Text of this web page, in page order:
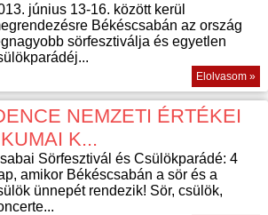
június 13-16. között kerül
Békéscsabán az ország
sörfesztiválja és egyetlen
Elolvasom »
NEMZETI ÉRTÉKEI
K...
Sörfesztivál és Csülökparádé: 4
amikor Békéscsabán a sör és a
ünnepét rendezik! Sör, csülök,